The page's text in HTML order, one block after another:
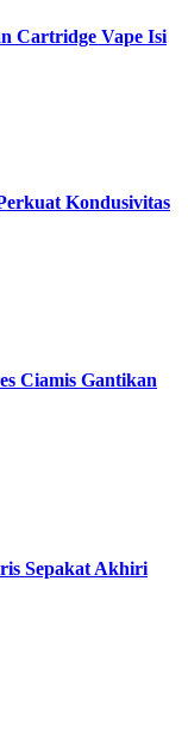
Cartridge Vape Isi
Kondusivitas
Ciamis Gantikan
Sepakat Akhiri